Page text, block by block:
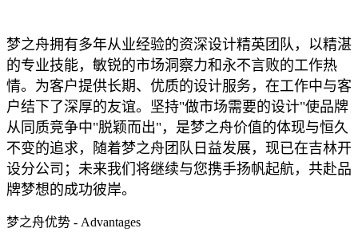
梦之舟拥有多年从业经验的资深设计精英团队，以精湛
的专业技能，敏锐的市场洞察力和永不言败的工作热
情。为客户提供长期、优质的设计服务，在工作中与客
户结下了深厚的友谊。坚持"做市场需要的设计"使品牌
从同质竞争中"脱颖而出"，是梦之舟价值的体现与恒久
不变的追求，随着梦之舟团队日益发展，现已在吉林开
设分公司；未来我们将继续与您携手扬帆起航，共赴品
牌梦想的成功彼岸。
梦之舟优势 - Advantages